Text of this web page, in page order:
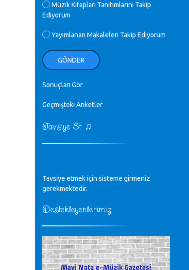
arayayım dediğimde ikinci büyük şoku
yaşadım 1994 de verdiği ödülü değerli
hocam arşivinde fotoğraf larımız ile
emek emeği geçen herkese en derin
ellerinden benim için öpün.
Kurtuluş Çelebi - 07.01.2023
♪
Mavi Nota - 24.11.2022
♪
Biliyorum Cüneyt bey, yazımda da
♪
sayın müfit bey bilgilerinizi kontrol
edi 6440 sayılı cso kurulrş kanununda
Müzik Kitapları Tanıtımlarını Takip
Ediyorum
Yayımlanan Makaleleri Takip Ediyorum
GÖNDER
Sonuçları Gör
Geçmişteki Anketler
Tavsiye Et ♫
Tavsiye etmek için sisteme girmeniz
gerekmektedir.
Destekleyenlerimiz